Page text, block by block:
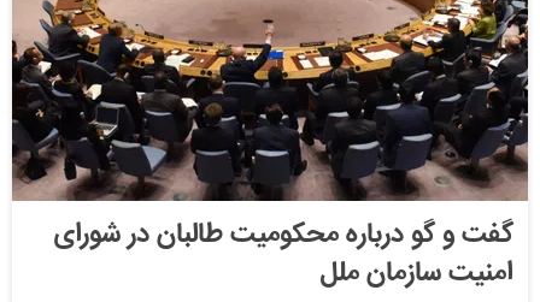
گفت و گو درباره محکومیت طالبان در شورای
امنیت سازمان ملل